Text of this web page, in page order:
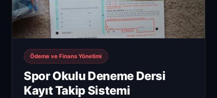
Ödeme ve Finans Yönetimi
Spor Okulu Deneme Dersi
Kayıt Takip Sistemi